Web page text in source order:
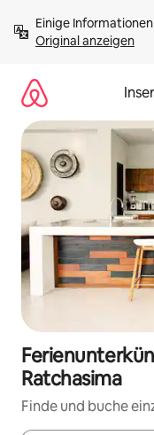
Inhalten
springenOriginal anzeigen
Ratchasima
Finde und buche